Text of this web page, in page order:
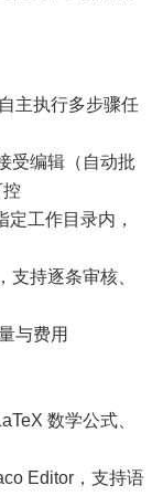
主执行多步骤任
受编辑（自动批
控
工作目录内，
持逐条审核、
与费用
数学公式、
Editor，支持语